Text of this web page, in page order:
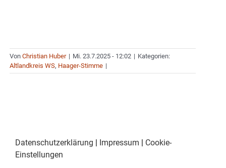
Von Christian Huber | Mi. 23.7.2025 - 12:02 | Kategorien:
Altlandkreis WS, Haager-Stimme |
Datenschutzerklärung | Impressum | Cookie-
Einstellungen